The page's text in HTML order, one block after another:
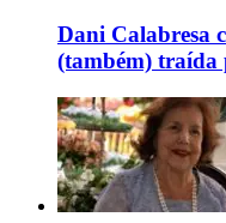
Dani Calabresa
(também) traída